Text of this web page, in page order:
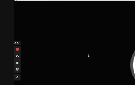
Создаем новую страницу